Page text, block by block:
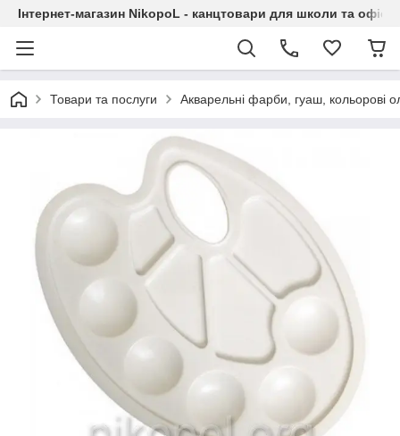
Інтернет-магазин NikopoL - канцтовари для школи та офісу
Товари та послуги Акварельні фарби, гуаш, кольорові